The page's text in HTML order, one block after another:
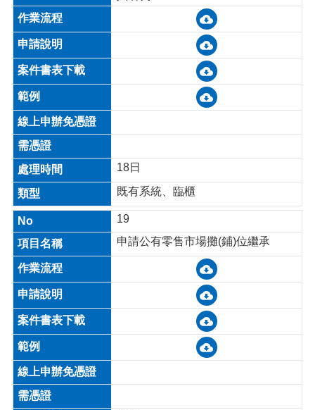
18日
既有系統、臨櫃
19
申請公有零售市場攤(鋪)位繼承